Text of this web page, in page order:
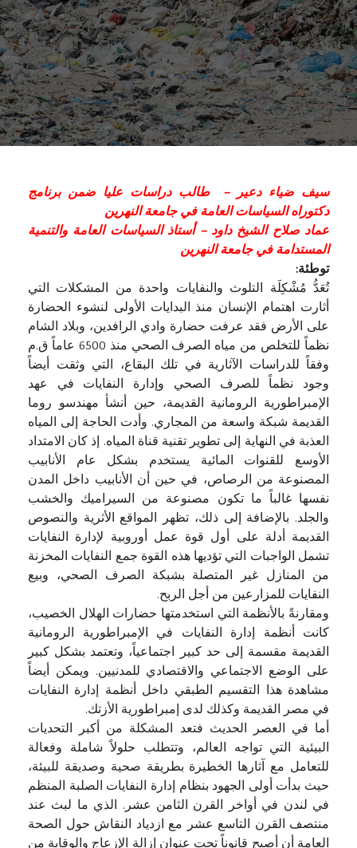
سيف ضياء دعير – طالب دراسات عليا ضمن برنامج
دكتوراه السياسات العامة في جامعة النهرين
عماد صلاح الشيخ داود – أستاذ السياسات العامة والتنمية
المستدامة في جامعة النهرين
توطئة:
تُعَدُّ مُشْكِلَة التلوث والنفايات واحدة من المشكلات التي
أثارت اهتمام الإنسان منذ البدايات الأولى لنشوء الحضارة
على الأرض فقد عرفت حضارة وادي الرافدين، وبلاد الشام
نظماً للتخلص من مياه الصرف الصحي منذ 6500 عاماً ق.م
وفقاً للدراسات الآثارية في تلك البقاع، التي وثقت أيضاً
وجود نظماً للصرف الصحي وإدارة النفايات في عهد
الإمبراطورية الرومانية القديمة، حين أنشأ مهندسو روما
القديمة شبكة واسعة من المجاري. وأدت الحاجة إلى المياه
العذبة في النهاية إلى تطوير تقنية قناة المياه. إذ كان الامتداد
الأوسع للقنوات المائية يستخدم بشكل عام الأنابيب
المصنوعة من الرصاص، في حين أن الأنابيب داخل المدن
نفسها غالباً ما تكون مصنوعة من السيراميك والخشب
والجلد. بالإضافة إلى ذلك، تظهر المواقع الأثرية والنصوص
القديمة أدلة على أول قوة عمل أوروبية لإدارة النفايات
تشمل الواجبات التي تؤديها هذه القوة جمع النفايات المخزنة
من المنازل غير المتصلة بشبكة الصرف الصحي، وبيع
النفايات للمزارعين من أجل الربح.
ومقارنةً بالأنظمة التي استخدمتها حضارات الهلال الخصيب،
كانت أنظمة إدارة النفايات في الإمبراطورية الرومانية
القديمة مقسمة إلى حد كبير اجتماعياً، وتعتمد بشكل كبير
على الوضع الاجتماعي والاقتصادي للمدنيين. ويمكن أيضاً
مشاهدة هذا التقسيم الطبقي داخل أنظمة إدارة النفايات
في مصر القديمة وكذلك لدى إمبراطورية الأزتك.
أما في العصر الحديث فتعد المشكلة من أكبر التحديات
البيئية التي تواجه العالم، وتتطلب حلولاً شاملة وفعالة
للتعامل مع آثارها الخطيرة بطريقة صحية وصديقة للبيئة،
حيث بدأت أولى الجهود بنظام إدارة النفايات الصلبة المنظم
في لندن في أواخر القرن الثامن عشر. الذي ما لبث عند
منتصف القرن التاسع عشر مع ازدياد النقاش حول الصحة
العامة أن أصبح قانوناً تحت عنوان إزالة الإزعاج والوقاية من